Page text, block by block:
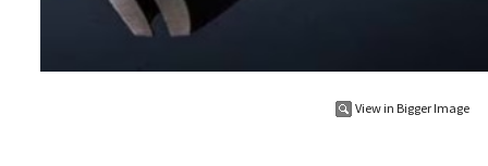
View in Bigger Image